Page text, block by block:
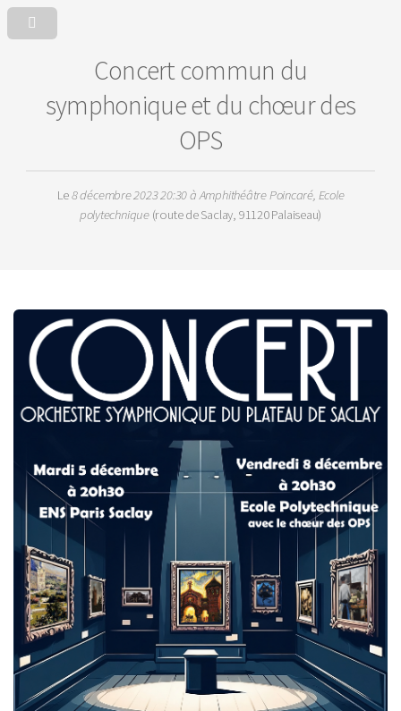
Concert commun du
symphonique et du chœur des
OPS
Le8 décembre 2023 20:30à Amphithéâtre Poincaré, Ecole
polytechnique(route de Saclay, 91120 Palaiseau)